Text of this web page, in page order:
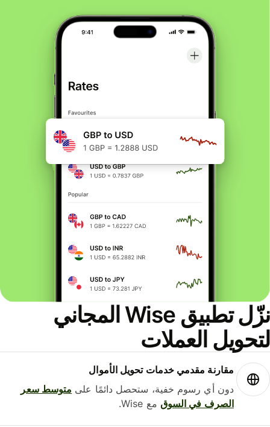
نزّل تطبيق Wise المجاني
العملات
مقارنة مقدمي خدمات تحويل الأموال
دون أي رسوم خفية، ستحصل دائمًا علىمتوسط ​​سعر
الصرف في السوقمع Wise.